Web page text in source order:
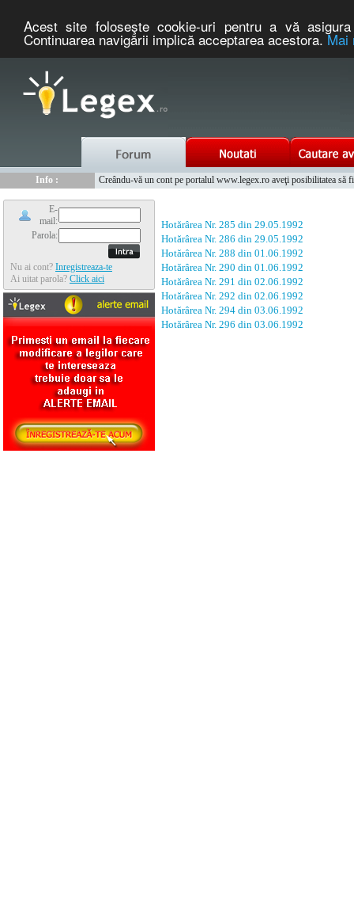
Acest site foloseşte cookie-uri pentru a vă
Continuarea navigării implică acceptarea acestora.Mai
Info :
Creându-vă un cont pe portalul www.legex.ro aveţi posibilitatea să
E-
mail:
Parola:
Nu ai cont? Inregistreaza-te
Ai uitat parola? Click aici
Hotărârea Nr. 285 din 29.05.1992
Hotărârea Nr. 286 din 29.05.1992
Hotărârea Nr. 288 din 01.06.1992
Hotărârea Nr. 290 din 01.06.1992
Hotărârea Nr. 291 din 02.06.1992
Hotărârea Nr. 292 din 02.06.1992
Hotărârea Nr. 294 din 03.06.1992
Hotărârea Nr. 296 din 03.06.1992